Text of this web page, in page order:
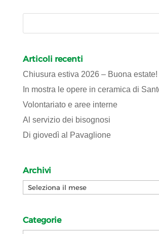
Articoli recenti
Chiusura estiva 2026 – Buona estate!
In mostra le opere in ceramica di
Volontariato e aree interne
Al servizio dei bisognosi
Di giovedì al Pavaglione
Archivi
Archivi
Categorie